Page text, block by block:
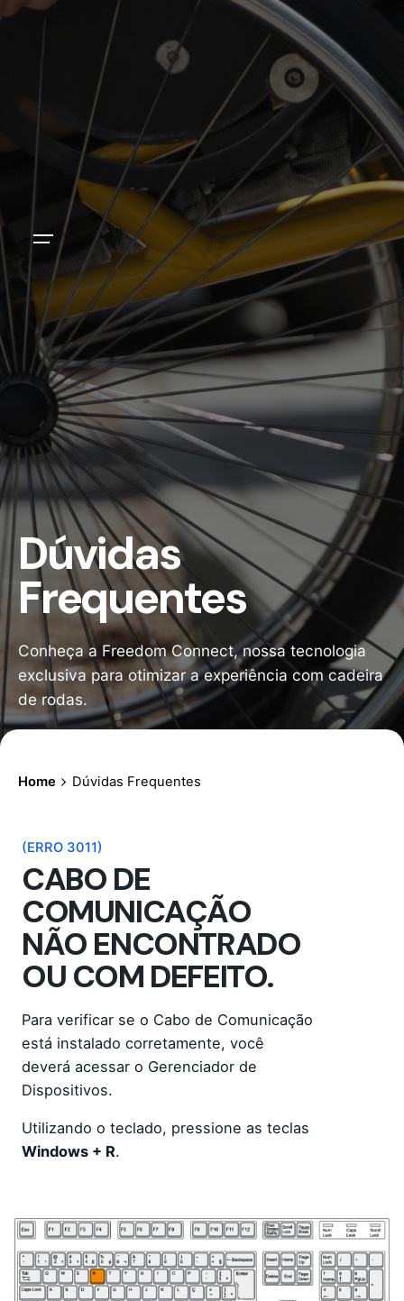
Dúvidas
Frequentes
Conheça a Freedom Connect, nossa tecnologia
exclusiva para otimizar a experiência com cadeira
de rodas.
Home Dúvidas Frequentes
(ERRO 3011)
CABO DE
COMUNICAÇÃO
NÃO ENCONTRADO
OU COM DEFEITO.
Para verificar se o Cabo de Comunicação
está instalado corretamente, você
deverá acessar o Gerenciador de
Dispositivos.
Utilizando o teclado, pressione as teclas
Windows + R.